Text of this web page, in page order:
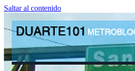
Saltar al contenido